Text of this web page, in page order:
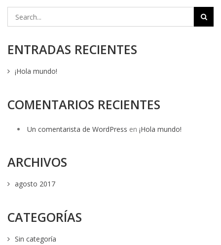
ENTRADAS RECIENTES
¡Hola mundo!
COMENTARIOS RECIENTES
Un comentarista de WordPress en ¡Hola mundo!
ARCHIVOS
agosto 2017
CATEGORÍAS
Sin categoría